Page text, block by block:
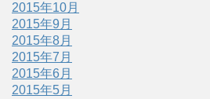
2015年10月
2015年9月
2015年8月
2015年7月
2015年6月
2015年5月